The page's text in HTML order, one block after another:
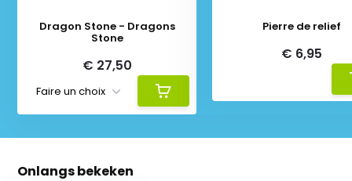
Dragon Stone - Dragons
Stone
€ 27,50
Pierre de relief
€ 6,95
Onlangs bekeken